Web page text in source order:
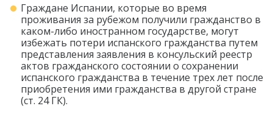
Граждане Испании, которые во время
проживания за рубежом получили гражданство в
каком-либо иностранном государстве, могут
избежать потери испанского гражданства путем
представления заявления в консульский реестр
актов гражданского состоянии о сохранении
испанского гражданства в течение трех лет после
приобретения ими гражданства в другой стране
(ст. 24 ГК).